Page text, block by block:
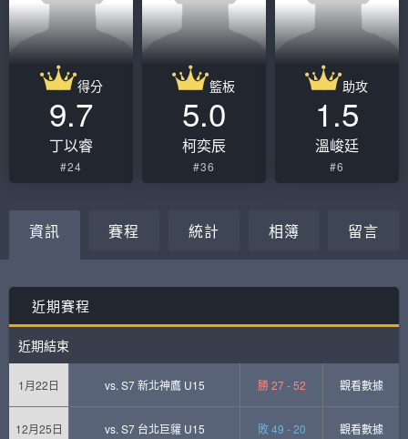
得分
9.7
丁以睿
#24
籃板
5.0
柯奕辰
#36
助攻
1.5
溫峻廷
#6
資訊 賽程 統計 相簿 留言
近期賽程
近期結束
1月22日 vs. S7 新北神鷹 U15 勝 27 - 52 觀看數據
12月25日 vs. S7 台北巨貛 U15 敗 49 - 20 觀看數據